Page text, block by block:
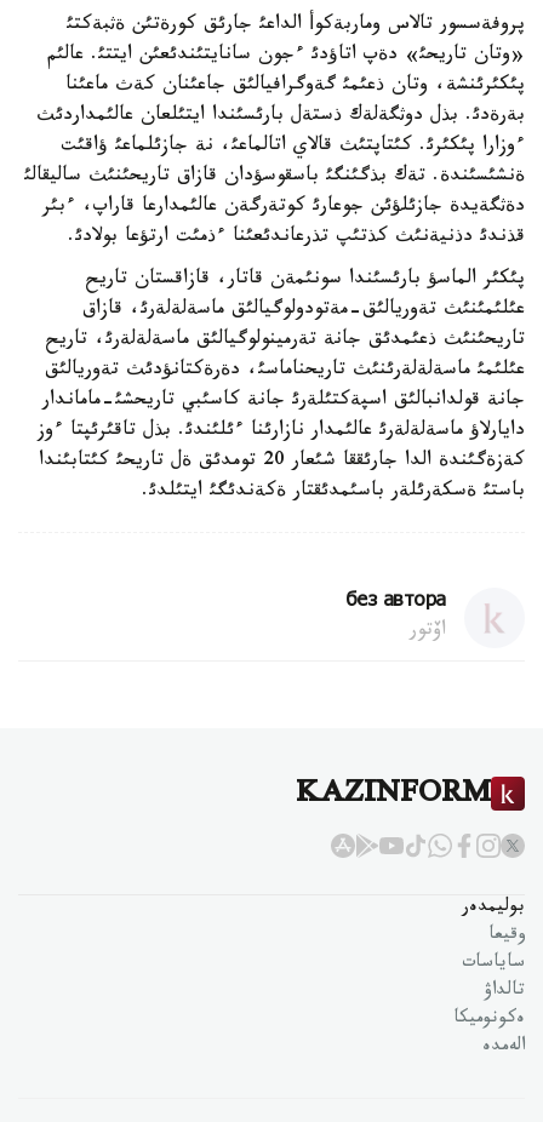
پروفةسسور تالاس وماربةكوأ الداعئ جارئق كورةتئن ةثبةكتئ
«وتان تاريحئ» دةپ اتاؤدئ ءجون سانايتئندئعئن ايتتئ. عالئم
پئكئرئنشة، وتان ذعئمئ گةوگرافيالئق جاعئنان كةث ماعئنا
بةرةدئ. بذل دوثگةلةك ذستةل بارئسئندا ايتئلعان عالئمداردئث
ءوزارا پئكئرئ. كئتاپتئث قالاي اتالماعئ، نة جازئلماعئ ؤاقئت
ةنشئسئندة. تةك بذگئنگئ باسقوسؤدان قازاق تاريحئنئث ساليقالئ
دةثگةيدة جازئلؤئن جوعارئ كوتةرگةن عالئمدارعا قاراپ، ءبئر
قذندئ دذنيةنئث كذتئپ تذرعاندئعئنا ءذمئت ارتؤعا بولادئ.
پئكئر الماسؤ بارئسئندا سونئمةن قاتار، قازاقستان تاريح
عئلئمئنئث تةوريالئق-مةتودولوگيالئق ماسةلةلةرئ، قازاق
تاريحئنئث ذعئمدئق جانة تةرمينولوگيالئق ماسةلةلةرئ، تاريح
عئلئمئ ماسةلةلةرئنئث تاريحناماسئ، دةرةكتانؤدئث تةوريالئق
جانة قولدانبالئق اسپةكتئلةرئ جانة كاسئبي تاريحشئ-ماماندار
دايارلاؤ ماسةلةلةرئ عالئمدار نازارئنا ءئلئندئ. بذل تاقئرئپتا ءوز
كةزةگئندة الدا جارئققا شئعار 20 تومدئق ةل تاريحئ كئتابئندا
باستئ ةسكةرئلةر باسئمدئقتار ةكةندئگئ ايتئلدئ.
без автора
اۆتور
KAZINFORM
بوليمدەر
وقيعا
ساياسات
تالداۋ
ەكونوميكا
الەمدە